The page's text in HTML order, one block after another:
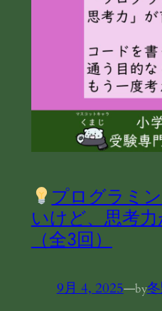
プログラミ
いけど、思考
（全3回）
9月 4, 2025—by